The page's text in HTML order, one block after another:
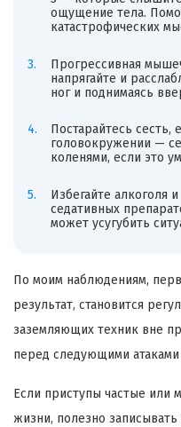
ощущение тела.
катастрофических
Прогрессивная
напрягайте и
ног и поднимаясь
Постарайтесь сесть,
головокружении —
коленями, если это
Избегайте алкоголя
седативных
может усугубить
По моим наблюдениям,
результат, становится
заземляющих техник вне
перед следующими
Если приступы частые или
жизни, полезно записывать